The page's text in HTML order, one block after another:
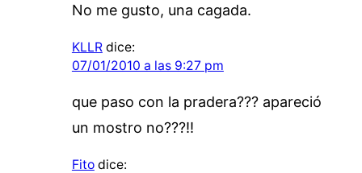
No me gusto, una cagada.
KLLR dice:
07/01/2010 a las 9:27 pm
que paso con la pradera??? apareció
un mostro no???!!
Fito dice: